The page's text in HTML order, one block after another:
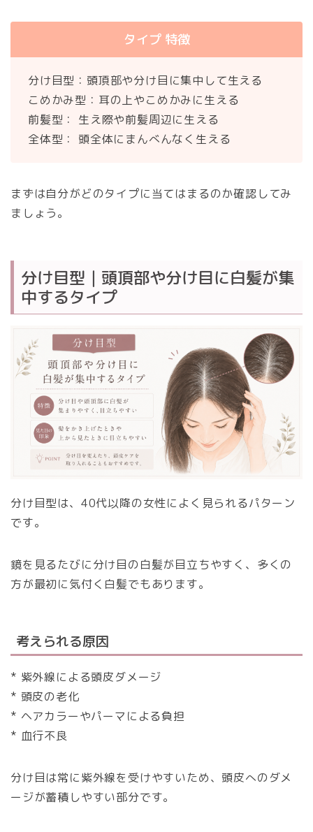
タイプ 特徴
分け目型：頭頂部や分け目に集中して生える
こめかみ型：耳の上やこめかみに生える
前髪型： 生え際や前髪周辺に生える
全体型： 頭全体にまんべんなく生える
まずは自分がどのタイプに当てはまるのか確認してみ
ましょう。
分け目型｜頭頂部や分け目に白髪が集
中するタイプ
分け目型は、40代以降の女性によく見られるパターン
です。
鏡を見るたびに分け目の白髪が目立ちやすく、多くの
方が最初に気付く白髪でもあります。
考えられる原因
* 紫外線による頭皮ダメージ
* 頭皮の老化
* ヘアカラーやパーマによる負担
* 血行不良
分け目は常に紫外線を受けやすいため、頭皮へのダメ
ージが蓄積しやすい部分です。